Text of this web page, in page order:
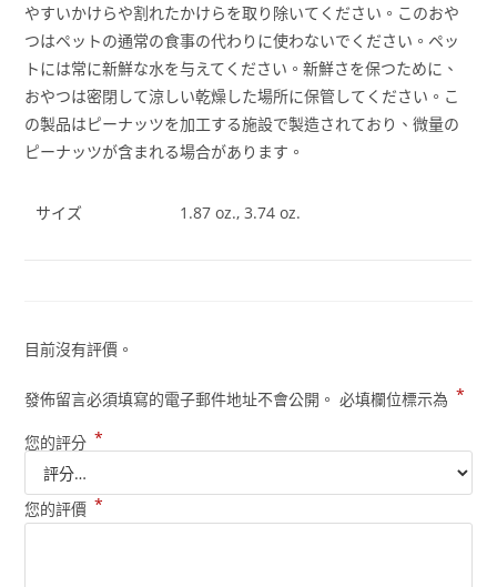
やすいかけらや割れたかけらを取り除いてください。このおや
つはペットの通常の食事の代わりに使わないでください。ペッ
トには常に新鮮な水を与えてください。新鮮さを保つために、
おやつは密閉して涼しい乾燥した場所に保管してください。こ
の製品はピーナッツを加工する施設で製造されており、微量の
ピーナッツが含まれる場合があります。
サイズ 1.87 oz., 3.74 oz.
目前沒有評價。
發佈留言必須填寫的電子郵件地址不會公開。 必填欄位標示為 *
您的評分 *
您的評價 *